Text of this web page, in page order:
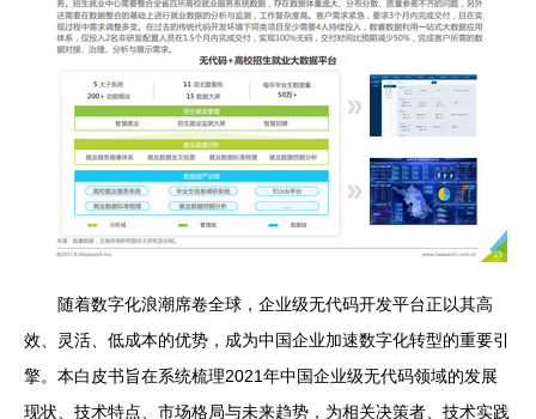
随着数字化浪潮席卷全球，企业级无代码开发平台正以其高
效、灵活、低成本的优势，成为中国企业加速数字化转型的重要引
擎。本白皮书旨在系统梳理2021年中国企业级无代码领域的发展
现状、技术特点、市场格局与未来趋势，为相关决策者、技术实践